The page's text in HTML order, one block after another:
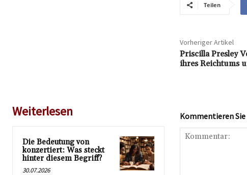
Teilen
Vorheriger Artikel
Priscilla Presley
ihres Reichtums
Weiterlesen
Die Bedeutung von
konzertiert: Was steckt
hinter diesem Begriff?
30.07.2026
Kommentieren